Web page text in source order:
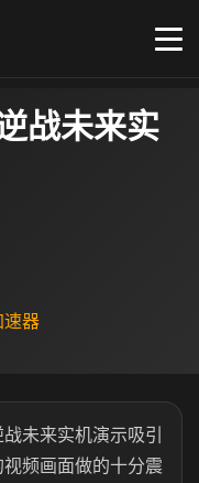
战未来实
器
未来实机演示吸引
频画面做的十分震